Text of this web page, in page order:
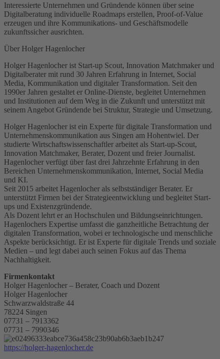
Interessierte Unternehmen und Gründende können über seine
Digitalberatung individuelle Roadmaps erstellen, Proof-of-Value
erzeugen und ihre Kommunikations- und Geschäftsmodelle
zukunftssicher ausrichten.
Über Holger Hagenlocher
Holger Hagenlocher ist Start-up Scout, Innovation Matchmaker und
Digitalberater mit rund 30 Jahren Erfahrung in Internet, Social
Media, Kommunikation und digitaler Transformation. Seit den
1990er Jahren gestaltet er Online-Dienste, begleitet Unternehmen
und Institutionen auf dem Weg in die Zukunft und unterstützt mit
seinem Angebot Gründende bei Struktur, Strategie und Umsetzung.
Holger Hagenlocher ist ein Experte für digitale Transformation und
Unternehmenskommunikation aus Singen am Hohentwiel. Der
studierte Wirtschaftswissenschaftler arbeitet als Start-up-Scout,
Innovation Matchmaker, Berater, Dozent und freier Journalist.
Hagenlocher verfügt über fast drei Jahrzehnte Erfahrung in den
Bereichen Unternehmenskommunikation, Internet, Social Media
und KI.
Seit 2015 arbeitet Hagenlocher als selbstständiger Berater. Er
unterstützt Firmen bei der Strategieentwicklung und begleitet Start-
ups und Existenzgründende.
Als Dozent lehrt er an Hochschulen und Bildungseinrichtungen.
Hagenlochers Expertise umfasst die ganzheitliche Betrachtung der
digitalen Transformation, wobei er technologische und menschliche
Aspekte berücksichtigt. Er ist Experte für digitale Trends und soziale
Medien – und legt dabei auch seinen Fokus auf das Thema
Nachhaltigkeit.
Firmenkontakt
Holger Hagenlocher – Berater, Coach und Dozent
Holger Hagenlocher
Schwarzwaldstraße 44
78224 Singen
07731 – 7913362
07731 – 7990346
https://holger-hagenlocher.de